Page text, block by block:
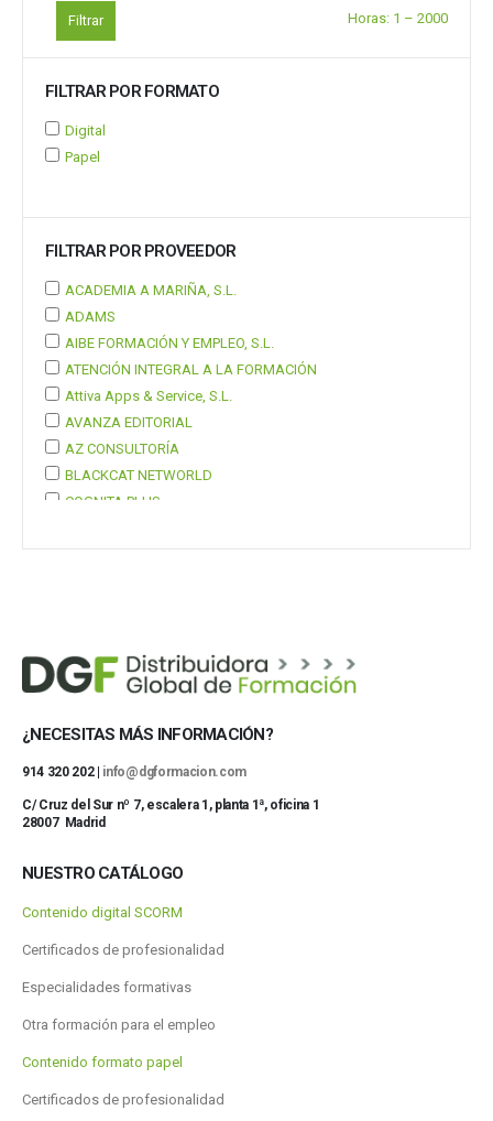
Filtrar Horas: 1 – 2000
FILTRAR POR FORMATO
Digital
Papel
FILTRAR POR PROVEEDOR
ACADEMIA A MARIÑA, S.L.
ADAMS
AIBE FORMACIÓN Y EMPLEO, S.L.
ATENCIÓN INTEGRAL A LA FORMACIÓN
Attiva Apps & Service, S.L.
AVANZA EDITORIAL
AZ CONSULTORÍA
BLACKCAT NETWORLD
COGNITA PLUS
Mostrar 37 más
¿NECESITAS MÁS INFORMACIÓN?
914 320 202 | info@dgformacion.com
C/ Cruz del Sur nº 7, escalera 1, planta 1ª, oficina 1
28007 Madrid
NUESTRO CATÁLOGO
Contenido digital SCORM
Certificados de profesionalidad
Especialidades formativas
Otra formación para el empleo
Contenido formato papel
Certificados de profesionalidad